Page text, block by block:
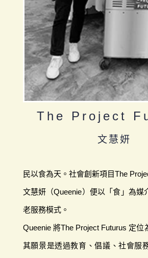
The Project
文慧妍
民以食為天。社會創新項目The
文慧妍（Queenie）便以「食」為媒
老服務模式。
Queenie 將The Project Futurus 定位
其願景是透過教育、倡議、社會服